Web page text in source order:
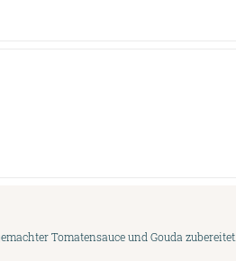
Tomatensauce und Gouda zubereitet.